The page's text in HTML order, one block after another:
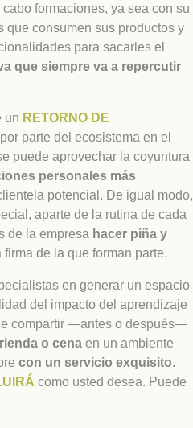
cabo formaciones, ya sea con su
que consumen sus productos y
para sacarles el
que siempre va a repercutir
un RETORNO DE
parte del ecosistema en el
puede aprovechar la coyuntura
personales más
potencial. De igual modo,
aparte de la rutina de cada
de la empresa hacer piña y
firma de la que forman parte.
en generar un espacio
del impacto del aprendizaje
compartir —antes o después—
o cena en un ambiente
con un servicio exquisito.
como usted desea. Puede